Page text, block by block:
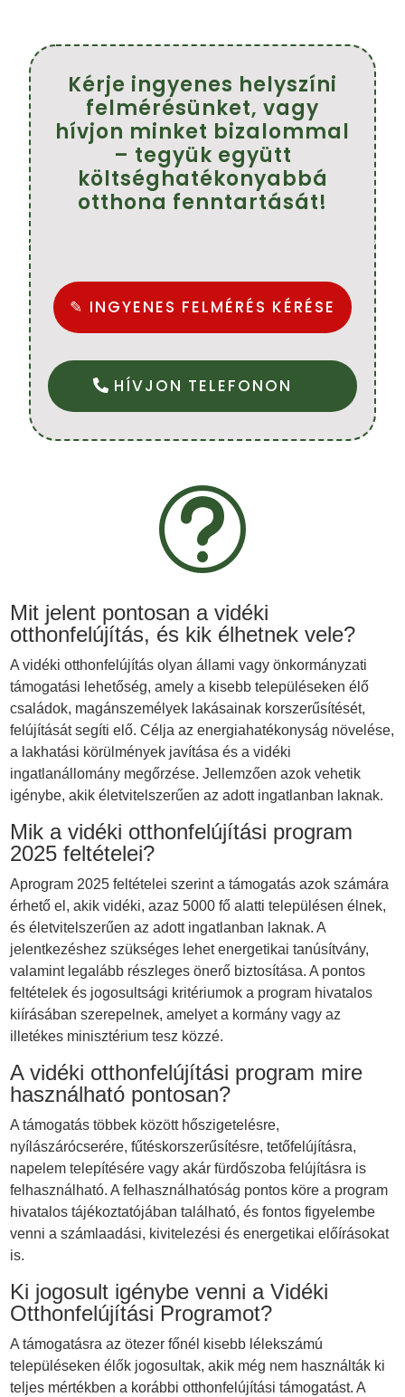
Kérje ingyenes helyszíni
felmérésünket, vagy
hívjon minket bizalommal
– tegyük együtt
költséghatékonyabbá
otthona fenntartását!
✎ INGYENES FELMÉRÉS KÉRÉSE
HÍVJON TELEFONON
t
Mit jelent pontosan a vidéki
otthonfelújítás, és kik élhetnek vele?
A vidéki otthonfelújítás olyan állami vagy önkormányzati
támogatási lehetőség, amely a kisebb településeken élő
családok, magánszemélyek lakásainak korszerűsítését,
felújítását segíti elő. Célja az energiahatékonyság növelése,
a lakhatási körülmények javítása és a vidéki
ingatlanállomány megőrzése. Jellemzően azok vehetik
igénybe, akik életvitelszerűen az adott ingatlanban laknak.
Mik a vidéki otthonfelújítási program
2025 feltételei?
Aprogram 2025 feltételei szerint a támogatás azok számára
érhető el, akik vidéki, azaz 5000 fő alatti településen élnek,
és életvitelszerűen az adott ingatlanban laknak. A
jelentkezéshez szükséges lehet energetikai tanúsítvány,
valamint legalább részleges önerő biztosítása. A pontos
feltételek és jogosultsági kritériumok a program hivatalos
kiírásában szerepelnek, amelyet a kormány vagy az
illetékes minisztérium tesz közzé.
A vidéki otthonfelújítási program mire
használható pontosan?
A támogatás többek között hőszigetelésre,
nyílászárócserére, fűtéskorszerűsítésre, tetőfelújításra,
napelem telepítésére vagy akár fürdőszoba felújításra is
felhasználható. A felhasználhatóság pontos köre a program
hivatalos tájékoztatójában található, és fontos figyelembe
venni a számlaadási, kivitelezési és energetikai előírásokat
is.
Ki jogosult igénybe venni a Vidéki
Otthonfelújítási Programot?
A támogatásra az ötezer főnél kisebb lélekszámú
településeken élők jogosultak, akik még nem használták ki
teljes mértékben a korábbi otthonfelújítási támogatást. A